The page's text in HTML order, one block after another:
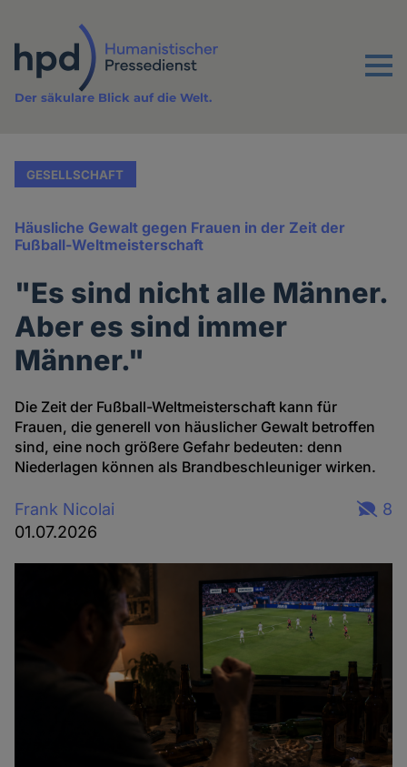
Inhalt
Menu
Der säkulare Blick auf die Welt.
GESELLSCHAFT
Häusliche Gewalt gegen Frauen in der Zeit der
Fußball-Weltmeisterschaft
"Es sind nicht alle Männer.
Aber es sind immer
Männer."
Die Zeit der Fußball-Weltmeisterschaft kann für
Frauen, die generell von häuslicher Gewalt betroffen
sind, eine noch größere Gefahr bedeuten: denn
Niederlagen können als Brandbeschleuniger wirken.
Frank Nicolai
01.07.2026
8